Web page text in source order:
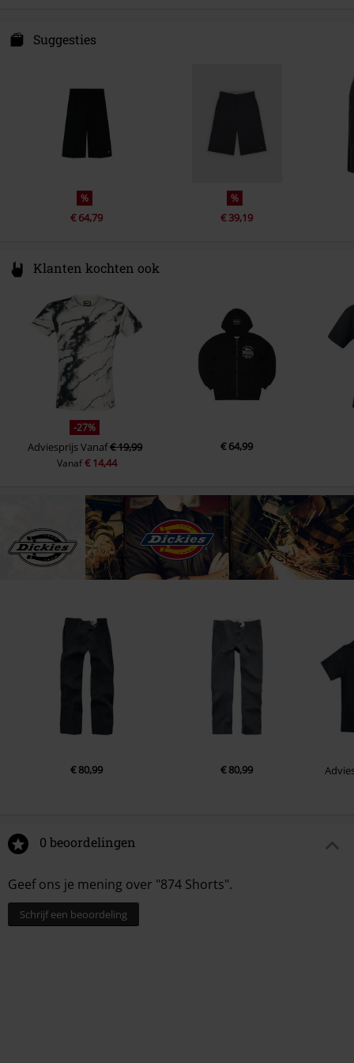
C. Van Kerckhovenstraat 110
2880 Bornem
Suggesties
%
€ 64,79
%
€ 39,19
Klanten kochten ook
-27%
AdviesprijsVanaf€ 19,99
Vanaf€ 14,44
€ 64,99
€ 80,99 € 80,99
0 beoordelingen
Geef ons je mening over "874 Shorts".
Schrijf een beoordeling